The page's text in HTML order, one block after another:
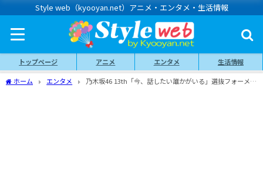
Style web（kyooyan.net）アニメ・エンタメ・生活情報
トップページ アニメ エンタメ 生活情報
ホーム エンタメ
乃木坂46 13th「今、話したい誰かがいる」選抜フォーメー